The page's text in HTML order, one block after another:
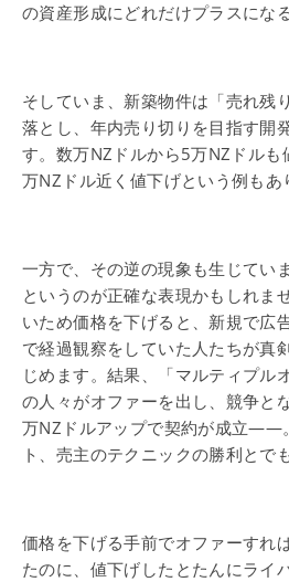
の資産形成にどれだけプラスにな
そしていま、新築物件は「売れ残
落とし、年内売り切りを目指す開
す。数万NZドルから5万NZドル
万NZドル近く値下げという例もあ
一方で、その逆の現象も生じてい
というのが正確な表現かもしれま
いため価格を下げると、新規で広
で経過観察をしていた人たちが真
じめます。結果、「マルティプル
の人々がオファーを出し、競争と
万NZドルアップで契約が成立――
ト、売主のテクニックの勝利とで
価格を下げる手前でオファーすれ
たのに、値下げしたとたんにライ